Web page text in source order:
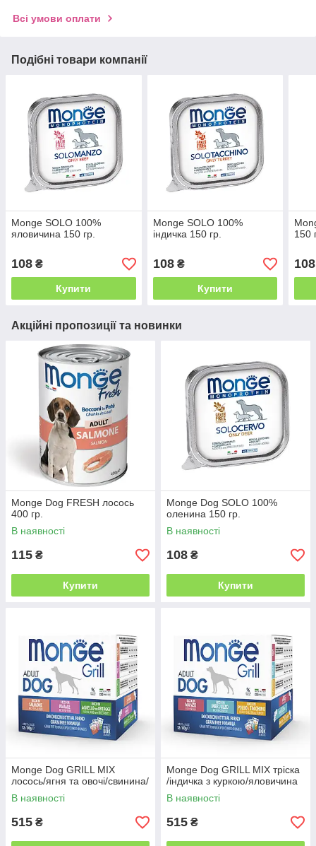
Всі умови оплати
Подібні товари компанії
Monge SOLO 100%
яловичина 150 гр.
108 ₴
Купити
Monge SOLO 100%
індичка 150 гр.
108₴
Купити
150
108
Акційні пропозиції та новинки
Monge Dog FRESH лосось
400 гр.
В наявності
115 ₴
Купити
Monge Dog SOLO 100%
оленина 150 гр.
В наявності
108 ₴
Купити
Monge Dog GRILL MIX
лосось/ягня та овочі/свинина/
В наявності
515 ₴
Monge Dog GRILL MIX тріска
/індичка з куркою/яловичина
В наявності
515 ₴